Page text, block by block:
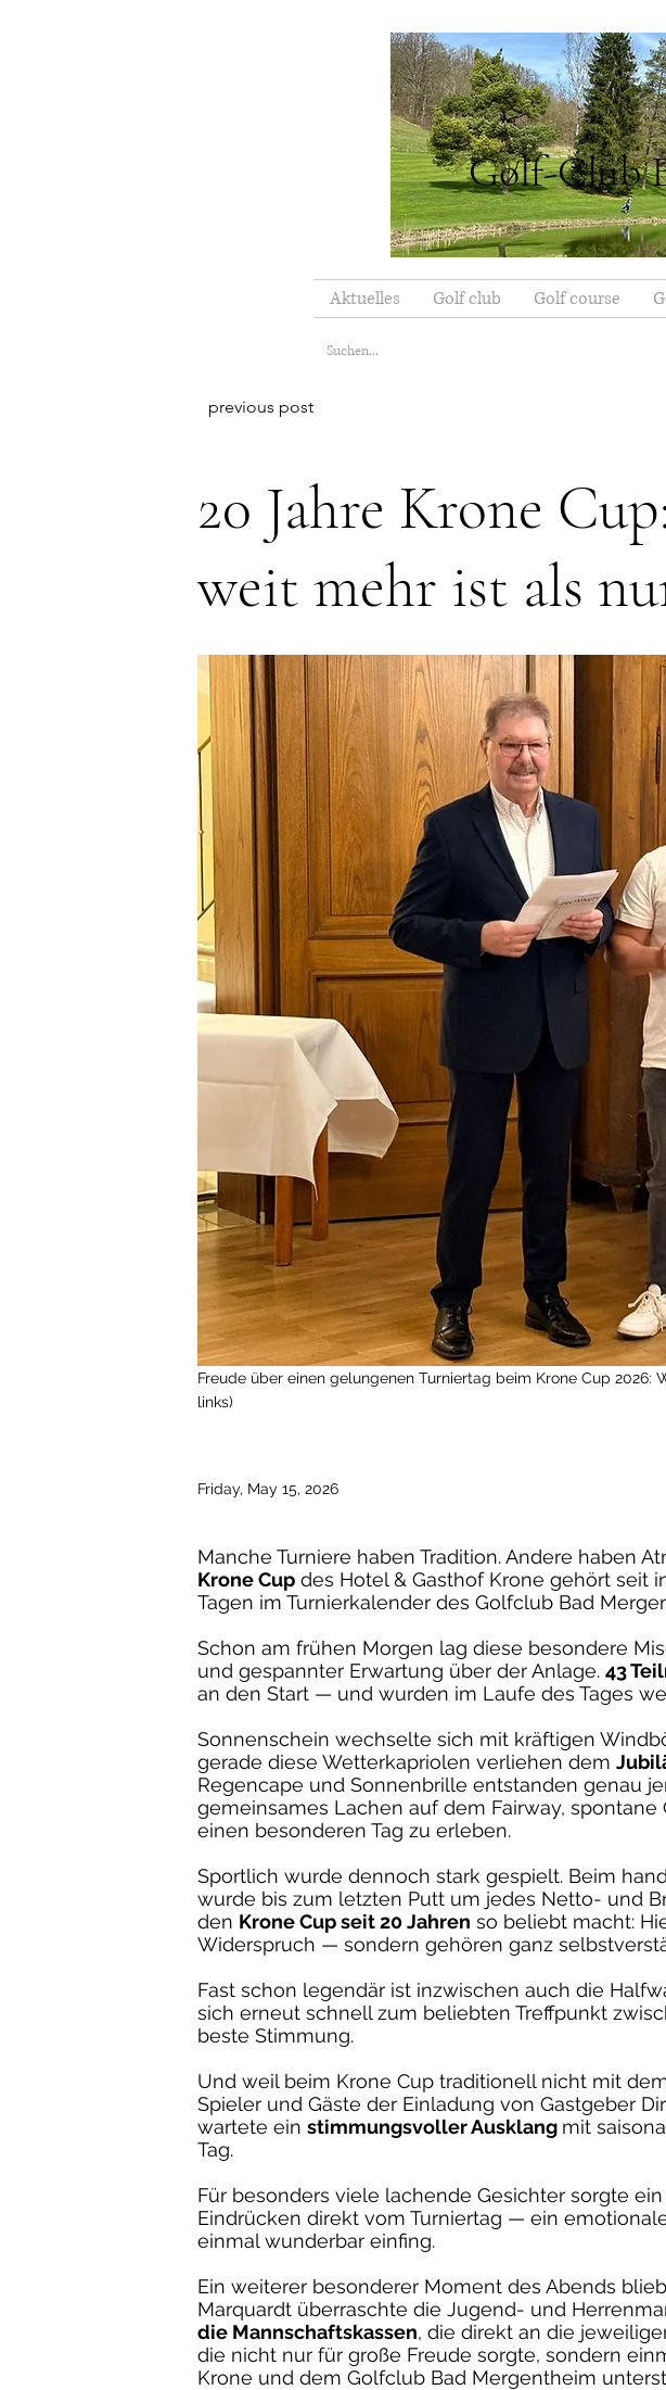
Golf-Club
Aktuelles Golf club Golf course
previous post
20 Jahre Krone
weit mehr ist als
Freude über einen gelungenen Turniertag beim Krone Cup
links)
Friday, May 15, 2026
Manche Turniere haben Tradition. Andere haben
Krone Cup des Hotel & Gasthof Krone gehört seit
Tagen im Turnierkalender des Golfclub Bad
Schon am frühen Morgen lag diese besondere
und gespannter Erwartung über der Anlage. 43
an den Start — und wurden im Laufe des Tages
Sonnenschein wechselte sich mit kräftigen
gerade diese Wetterkapriolen verliehen dem
Regencape und Sonnenbrille entstanden genau
gemeinsames Lachen auf dem Fairway,
einen besonderen Tag zu erleben.
Sportlich wurde dennoch stark gespielt. Beim
wurde bis zum letzten Putt um jedes Netto- und
den Krone Cup seit 20 Jahren so beliebt macht:
Widerspruch — sondern gehören ganz
Fast schon legendär ist inzwischen auch die
sich erneut schnell zum beliebten Treffpunkt
beste Stimmung.
Und weil beim Krone Cup traditionell nicht mit
Spieler und Gäste der Einladung von Gastgeber
wartete ein stimmungsvoller Ausklang mit
Tag.
Für besonders viele lachende Gesichter sorgte
Eindrücken direkt vom Turniertag — ein
einmal wunderbar einfing.
Ein weiterer besonderer Moment des Abends
Marquardt überraschte die Jugend- und
die Mannschaftskassen, die direkt an die
die nicht nur für große Freude sorgte, sondern
Krone und dem Golfclub Bad Mergentheim